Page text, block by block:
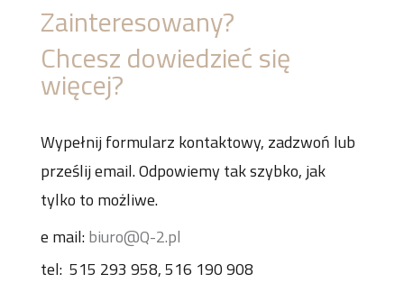
Zainteresowany?
Chcesz dowiedzieć się
więcej?
Wypełnij formularz kontaktowy, zadzwoń lub
prześlij email. Odpowiemy tak szybko, jak
tylko to możliwe.
e mail:biuro@Q-2.pl
tel: 515 293 958, 516 190 908